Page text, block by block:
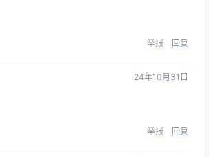
举报 回复
24年10月31日
举报 回复